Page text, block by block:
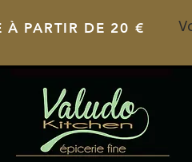
À PARTIR DE 20 €